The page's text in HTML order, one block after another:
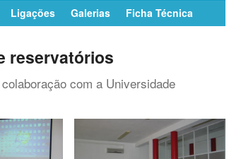
Ligações Galerias Ficha Técnica
reservatórios
com a Universidade